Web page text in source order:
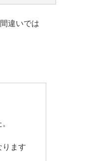
違いでは
ります